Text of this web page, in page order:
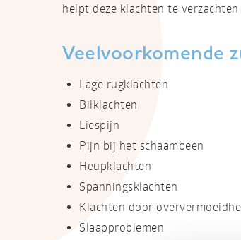
helpt deze klachten te verzachten
Veelvoorkomende
Lage rugklachten
Bilklachten
Liespijn
Pijn bij het schaambeen
Heupklachten
Spanningsklachten
Klachten door
Slaapproblemen